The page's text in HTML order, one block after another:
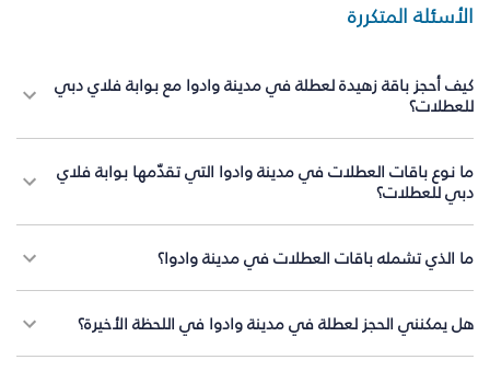
الأسئلة المتكررة
كيف أحجز باقة زهيدة لعطلة في مدينة وادوا مع بوابة فلاي دبي
للعطلات؟
ما نوع باقات العطلات في مدينة وادوا التي تقدّمها بوابة فلاي
دبي للعطلات؟
ما الذي تشمله باقات العطلات في مدينة وادوا؟
هل يمكنني الحجز لعطلة في مدينة وادوا في اللحظة الأخيرة؟